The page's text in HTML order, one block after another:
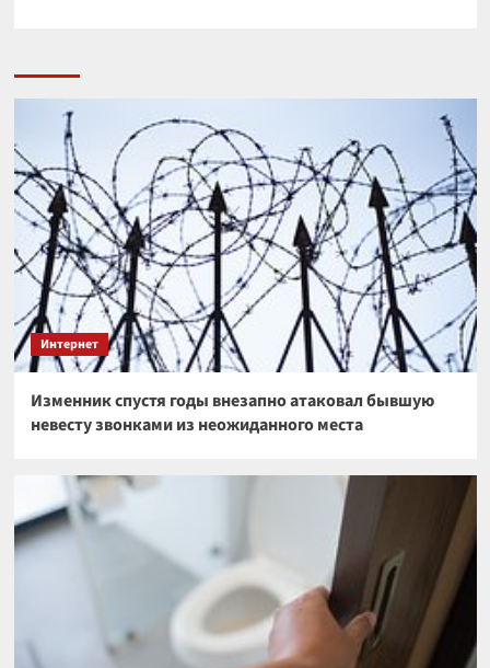
Интернет
Изменник спустя годы внезапно атаковал бывшую
невесту звонками из неожиданного места